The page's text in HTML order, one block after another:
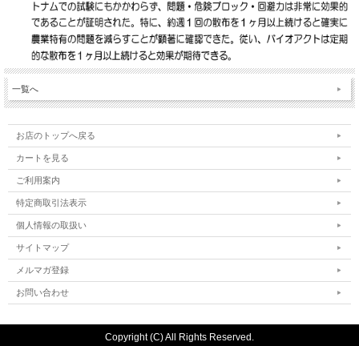
一覧へ
お店のトップへ戻る
カートを見る
ご利用案内
特定商取引法表示
個人情報の取扱い
サイトマップ
メルマガ登録
お問い合わせ
Copyright (C) All Rights Reserved.